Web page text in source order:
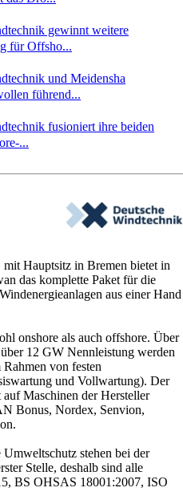
gewinnt weitere
für Offsho...
und Meidensha
führend...
fusioniert ihre beiden
...
Hauptsitz in Bremen bietet in
das komplette Paket für die
aus einer Hand
onshore als auch offshore. Über
12 GW Nennleistung werden
von festen
und Vollwartung). Der
Maschinen der Hersteller
Bonus, Nordex, Senvion,
stehen bei der
Stelle, deshalb sind alle
BS OHSAS 18001:2007, ISO